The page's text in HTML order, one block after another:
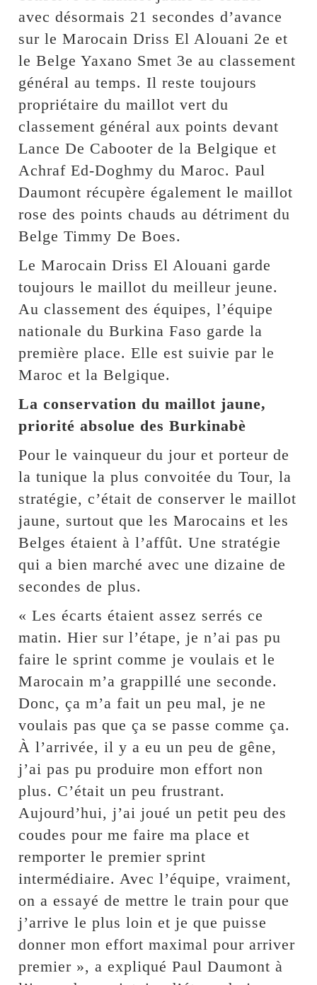
avec désormais 21 secondes d’avance
sur le Marocain Driss El Alouani 2e et
le Belge Yaxano Smet 3e au classement
général au temps. Il reste toujours
propriétaire du maillot vert du
classement général aux points devant
Lance De Cabooter de la Belgique et
Achraf Ed-Doghmy du Maroc. Paul
Daumont récupère également le maillot
rose des points chauds au détriment du
Belge Timmy De Boes.
Le Marocain Driss El Alouani garde
toujours le maillot du meilleur jeune.
Au classement des équipes, l’équipe
nationale du Burkina Faso garde la
première place. Elle est suivie par le
Maroc et la Belgique.
La conservation du maillot jaune,
priorité absolue des Burkinabè
Pour le vainqueur du jour et porteur de
la tunique la plus convoitée du Tour, la
stratégie, c’était de conserver le maillot
jaune, surtout que les Marocains et les
Belges étaient à l’affût. Une stratégie
qui a bien marché avec une dizaine de
secondes de plus.
« Les écarts étaient assez serrés ce
matin. Hier sur l’étape, je n’ai pas pu
faire le sprint comme je voulais et le
Marocain m’a grappillé une seconde.
Donc, ça m’a fait un peu mal, je ne
voulais pas que ça se passe comme ça.
À l’arrivée, il y a eu un peu de gêne,
j’ai pas pu produire mon effort non
plus. C’était un peu frustrant.
Aujourd’hui, j’ai joué un petit peu des
coudes pour me faire ma place et
remporter le premier sprint
intermédiaire. Avec l’équipe, vraiment,
on a essayé de mettre le train pour que
j’arrive le plus loin et je que puisse
donner mon effort maximal pour arriver
premier », a expliqué Paul Daumont à